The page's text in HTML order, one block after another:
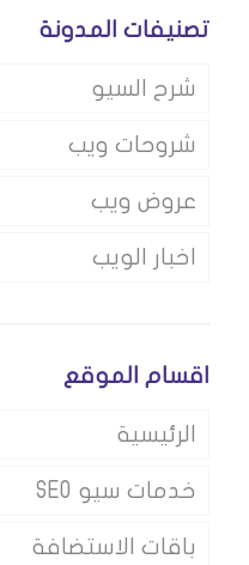
تصنيفات المدونة
شرح السيو
شروحات ويب
عروض ويب
اخبار الويب
اقسام الموقع
الرئيسية
خدمات سيو SEO
باقات الاستضافة